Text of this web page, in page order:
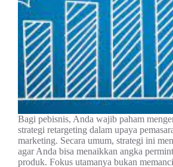
Bagi pebisnis, Anda wajib paham
strategi retargeting dalam upaya
marketing. Secara umum, strategi ini
agar Anda bisa menaikkan angka
produk. Fokus utamanya bukan